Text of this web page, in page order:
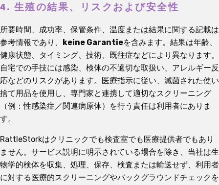
4. 生殖の結果、リスクおよび安全性
所要時間、成功率、保管条件、温度または結果に関する記載は
参考情報であり、
keine Garantieを含みます。結果は年齢、
健康状態、タイミング、技術、既往症などにより異なります。
自宅での手技には感染、検体の不適切な取扱い、アレルギー反
応などのリスクがあります。医療指示に従い、滅菌された使い
捨て用品を使用し、専門家と連携して適切なスクリーニング
（例：性感染症／関連病原体）を行う責任は利用者にありま
す。
RattleStorkはクリニックでも検査室でも医療提供者でもあり
ません。サービス説明に明示されている場合を除き、当社は生
物学的検体を収集、処理、保存、検査または輸送せず、利用者
に対する医療的スクリーニングやバックグラウンドチェックを